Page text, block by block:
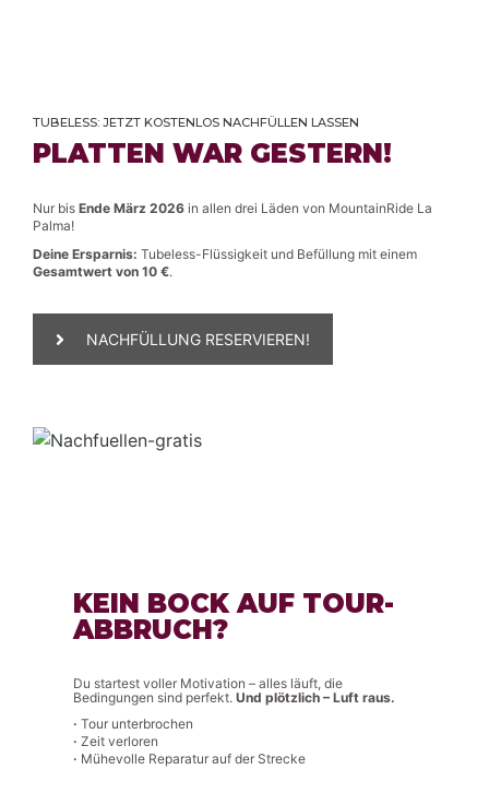
TUBELESS: JETZT KOSTENLOS NACHFÜLLEN LASSEN
PLATTEN WAR GESTERN!
Nur bis Ende März 2026 in allen drei Läden von MountainRide La
Palma!
Deine Ersparnis: Tubeless-Flüssigkeit und Befüllung mit einem
Gesamtwert von 10 €.
NACHFÜLLUNG RESERVIEREN!
KEIN BOCK AUF TOUR-
ABBRUCH?
Du startest voller Motivation – alles läuft, die
Bedingungen sind perfekt.Und plötzlich – Luft raus.
· Tour unterbrochen
· Zeit verloren
· Mühevolle Reparatur auf der Strecke